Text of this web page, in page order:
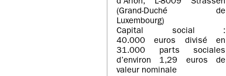
d’Arlon, L-8009 Strassen
(Grand-Duché de
Luxembourg)
Capital social :
40.000 euros divisé en
31.000 parts sociales
d’environ 1,29 euros de
valeur nominale